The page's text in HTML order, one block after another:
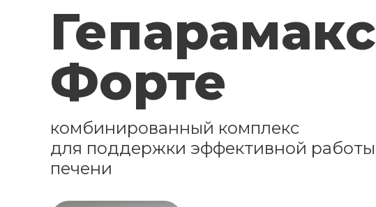
Гепарамакс
Форте
комбинированный комплекс
для поддержки эффективной работы
печени